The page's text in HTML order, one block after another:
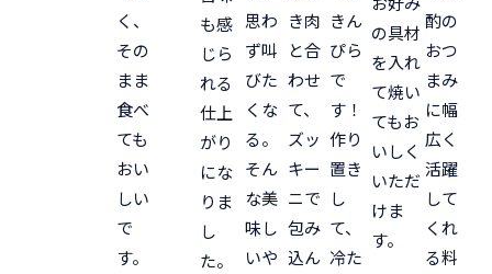
く、
その
まま
食べ
ても
おい
しい
で
す。
も感
じら
れる
仕上
がり
にな
りま
し
た。
思わ
ず叫
びた
くな
る。
そん
な美
味し
いや
き肉
と合
わせ
て、
ズッ
キー
ニで
包み
込ん
きん
ぴら
で
す！
作り
置き
し
て、
冷た
の具材
を入れ
て焼い
てもお
いしく
いただ
けま
す。
酌の
おつ
まみ
に幅
広く
活躍
して
くれ
る料